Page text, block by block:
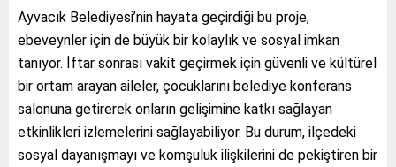
Ayvacık Belediyesi’nin hayata geçirdiği bu proje,
ebeveynler için de büyük bir kolaylık ve sosyal imkan
tanıyor. İftar sonrası vakit geçirmek için güvenli ve kültürel
bir ortam arayan aileler, çocuklarını belediye konferans
salonuna getirerek onların gelişimine katkı sağlayan
etkinlikleri izlemelerini sağlayabiliyor. Bu durum, ilçedeki
sosyal dayanışmayı ve komşuluk ilişkilerini de pekiştiren bir